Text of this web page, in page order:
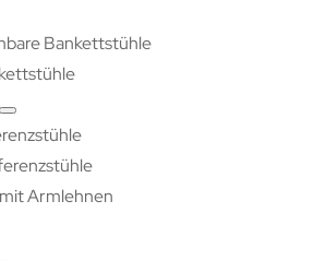
Bankettstühle
Armlehnen